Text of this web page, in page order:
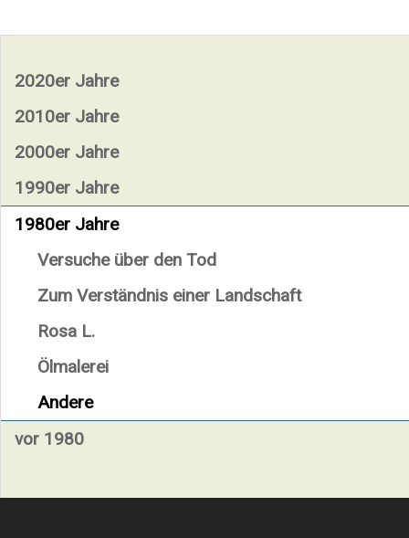
2020er Jahre
2010er Jahre
2000er Jahre
1990er Jahre
1980er Jahre
Versuche über den Tod
Zum Verständnis einer Landschaft
Rosa L.
Ölmalerei
Andere
vor 1980